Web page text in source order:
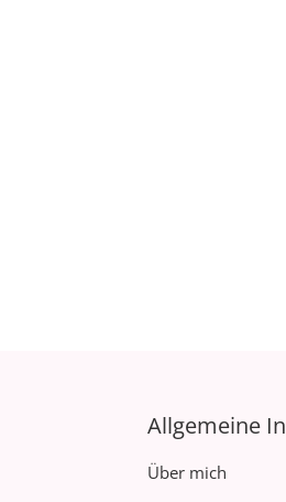
Allgemeine
Über mich